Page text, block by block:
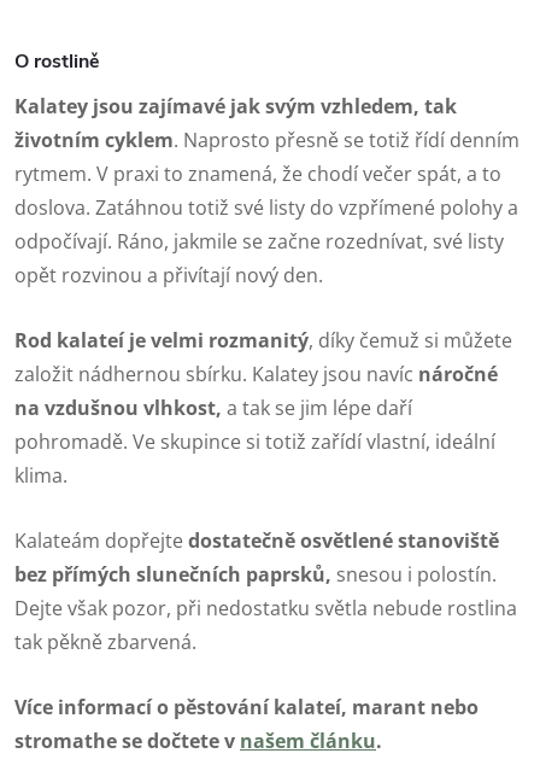
O rostlině
Kalatey jsou zajímavé jak svým vzhledem, tak
životním cyklem. Naprosto přesně se totiž řídí denním
rytmem. V praxi to znamená, že chodí večer spát, a to
doslova. Zatáhnou totiž své listy do vzpřímené polohy a
odpočívají. Ráno, jakmile se začne rozednívat, své listy
opět rozvinou a přivítají nový den.
Rod kalateí je velmi rozmanitý, díky čemuž si můžete
založit nádhernou sbírku. Kalatey jsou navíc náročné
na vzdušnou vlhkost, a tak se jim lépe daří
pohromadě. Ve skupince si totiž zařídí vlastní, ideální
klima.
Kalateám dopřejtedostatečně osvětlené stanoviště
bez přímých slunečních paprsků, snesou i polostín.
Dejte však pozor, při nedostatku světla nebude rostlina
tak pěkně zbarvená.
Více informací o pěstování kalateí, marant nebo
stromathe se dočtete v našem článku.